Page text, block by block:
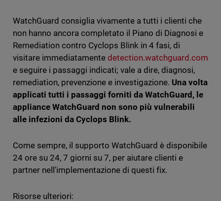
WatchGuard consiglia vivamente a tutti i clienti che
non hanno ancora completato il Piano di Diagnosi e
Remediation contro Cyclops Blink in 4 fasi, di
visitare immediatamente detection.watchguard.com
e seguire i passaggi indicati; vale a dire, diagnosi,
remediation, prevenzione e investigazione. Una volta
applicati tutti i passaggi forniti da WatchGuard, le
appliance WatchGuard non sono più vulnerabili
alle infezioni da Cyclops Blink.
Come sempre, il supporto WatchGuard è disponibile
24 ore su 24, 7 giorni su 7, per aiutare clienti e
partner nell'implementazione di questi fix.
Risorse ulteriori: